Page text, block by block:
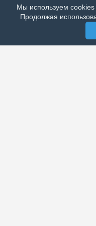
МЫ В СОЦСЕТЯХ
Мы используем cookies
Продолжая